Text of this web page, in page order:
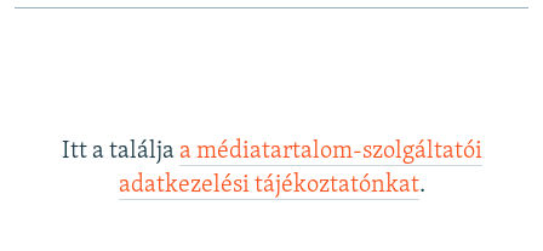
Itt a találja a médiatartalom-szolgáltatói
adatkezelési tájékoztatónkat.